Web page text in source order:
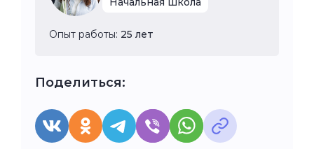
Опыт работы: 25 лет
Поделиться: